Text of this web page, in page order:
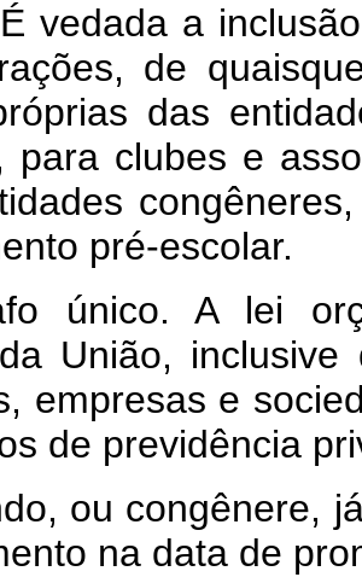
vedada a
de
das
para clubes e
pré-escolar.
único. A lei
União,
empresas e
de previdência
ou congênere,
na data de